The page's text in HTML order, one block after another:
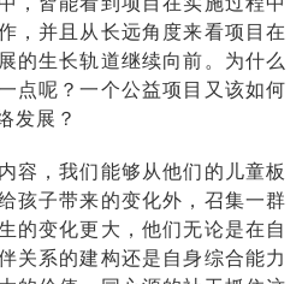
，并且从长远角度来看项目在
的生长轨道继续向前。为什么
点呢 ？一个公益项目又该如何
发展？
容，我们能够从他们的儿童板
孩子带来的变化外，召集一群
的变化更大，他们无论是在自
关系的建构还是自身综合能力